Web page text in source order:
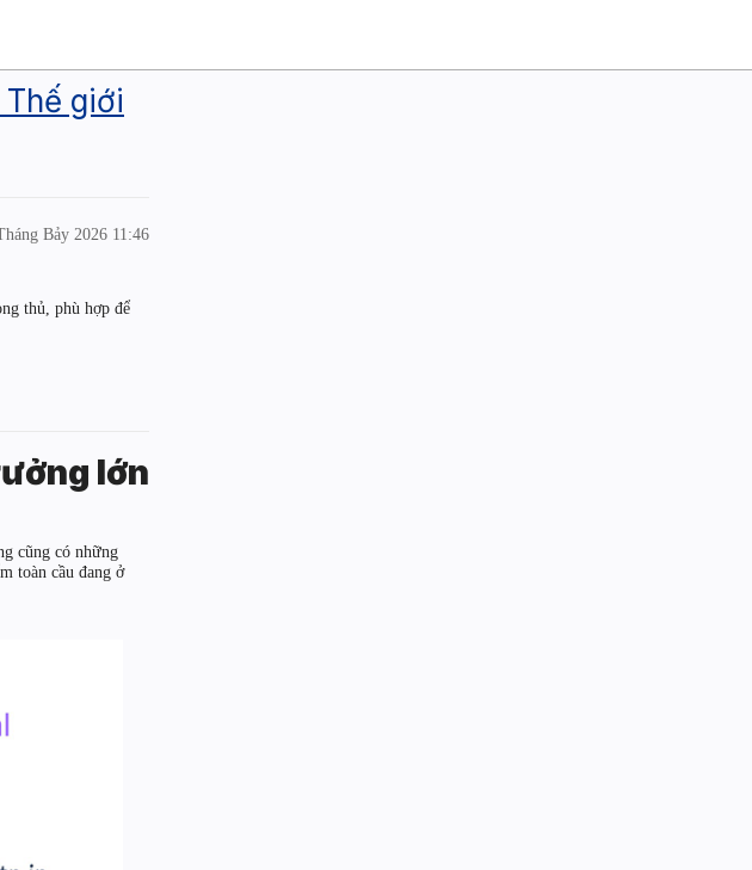
giới
Bảy 2026 11:46
thủ, phù hợp để
lớn
cũng có những
toàn cầu đang ở